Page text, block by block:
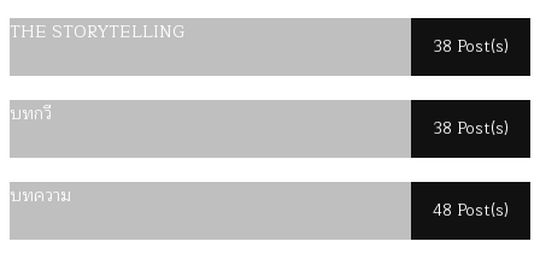
THE STORYTELLING
38 Post(s)
บทกวี
38 Post(s)
บทความ
48 Post(s)